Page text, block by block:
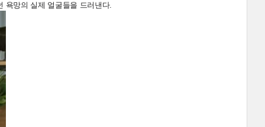
욕망의 실제 얼굴들을 드러낸다.